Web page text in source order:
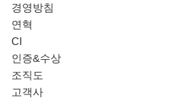
경영방침
연혁
CI
인증&수상
조직도
고객사